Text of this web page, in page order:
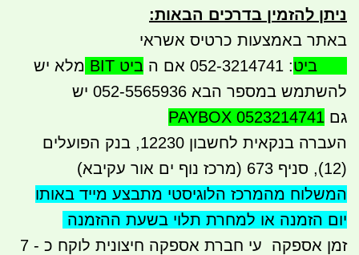
ניתן להזמין בדרכים הבאות:
באתר באמצעות כרטיס אשראי
: 052-3214741 אם ה ביט BIT
מלא יש
להשתמש במספר הבא 052-5565936 יש
גם PAYBOX 0523214741
העברה בנקאית לחשבון 12230, בנק הפועלים
(12), סניף 673 (מרכז נוף ים אור עקיבא)
המשלוח מהמרכז הלוגיסטי מתבצע מייד באותו
יום הזמנה או למחרת תלוי בשעת ההזמנה
זמן אספקה עי חברת אספקה חיצונית לוקח כ - 7